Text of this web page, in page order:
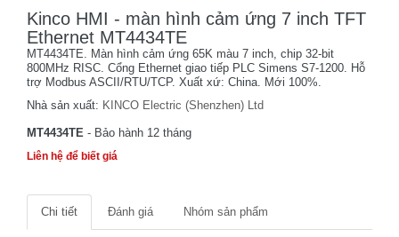
Kinco HMI - màn hình cảm ứng 7 inch TFT
Ethernet MT4434TE
MT4434TE. Màn hình cảm ứng 65K màu 7 inch, chip 32-bit
800MHz RISC. Cổng Ethernet giao tiếp PLC Simens S7-1200. Hỗ
trợ Modbus ASCII/RTU/TCP. Xuất xứ: China. Mới 100%.
Nhà sản xuất: KINCO Electric (Shenzhen) Ltd
MT4434TE - Bảo hành 12 tháng
Liên hệ để biết giá
Chi tiết Đánh giá Nhóm sản phẩm